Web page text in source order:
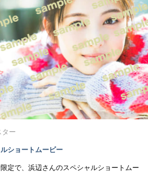
ター
ショートムービー
定で、浜辺さんのスペシャルショートムー